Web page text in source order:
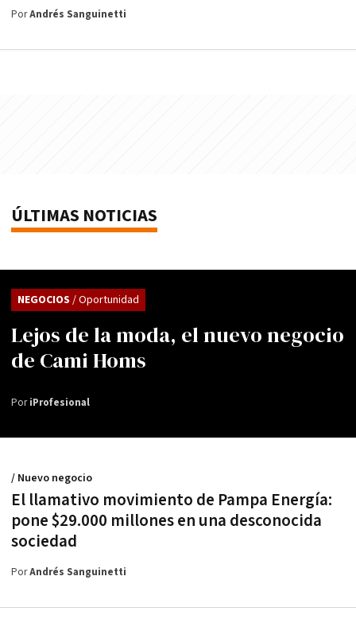
PorAndrés Sanguinetti
ÚLTIMAS NOTICIAS
Lejos de la moda, el nuevo negocio
de Cami Homs
NEGOCIOS / Oportunidad
PoriProfesional
El llamativo movimiento de Pampa Energía:
pone $29.000 millones en una desconocida
sociedad
/ Nuevo negocio
PorAndrés Sanguinetti